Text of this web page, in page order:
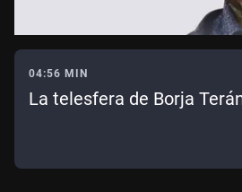
04:56 MIN
La telesfera de Borja